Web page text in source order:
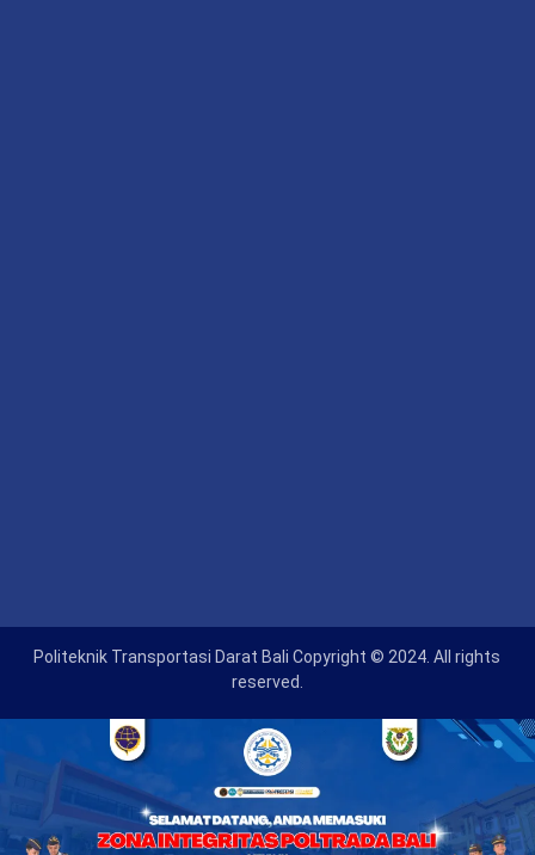
Politeknik Transportasi Darat Bali Copyright © 2024. All rights
reserved.